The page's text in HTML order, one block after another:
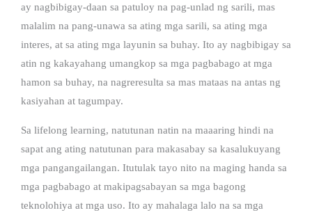
ay nagbibigay-daan sa patuloy na pag-unlad ng sarili, mas
malalim na pang-unawa sa ating mga sarili, sa ating mga
interes, at sa ating mga layunin sa buhay. Ito ay nagbibigay sa
atin ng kakayahang umangkop sa mga pagbabago at mga
hamon sa buhay, na nagreresulta sa mas mataas na antas ng
kasiyahan at tagumpay.
Sa lifelong learning, natutunan natin na maaaring hindi na
sapat ang ating natutunan para makasabay sa kasalukuyang
mga pangangailangan. Itutulak tayo nito na maging handa sa
mga pagbabago at makipagsabayan sa mga bagong
teknolohiya at mga uso. Ito ay mahalaga lalo na sa mga